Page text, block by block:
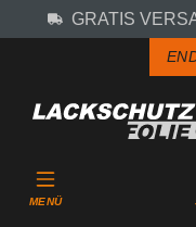
Zum Hauptinhalt
GRATIS
MENÜ